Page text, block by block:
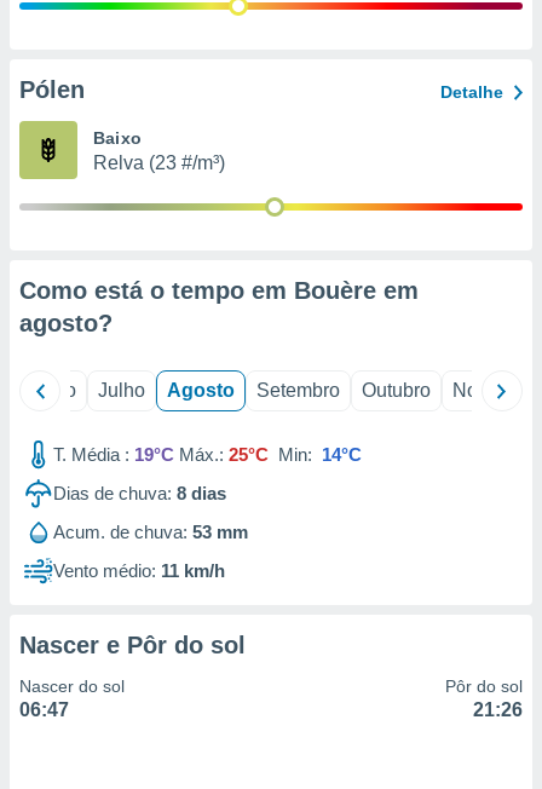
e
de
Pólen Detalhe
Baixo
Relva (23 #/m³)
Como está o tempo em Bouère em
agosto?
Junho Julho Agosto Setembro Outubro Novembro
T. Média : 19°C Máx.: 25°C Min: 14°C
Dias de chuva: 8 dias
Acum. de chuva: 53 mm
Vento médio: 11 km/h
Nascer e Pôr do sol
Nascer do sol
06:47
Pôr do sol
21:26